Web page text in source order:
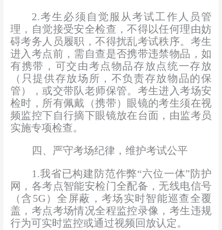
2.考生必须自觉服从考试工作 人员管
理，自觉接受安全检查，不得以任何理由妨
碍考务人员履职，不得扰乱考试秩序。 考生
进入考点前，需 自查是否携带违禁物品 ， 如
有携带，可交由考点物品存放点统一存放
（只提供存放场所，不负责存放物品的保
管），或交带队老师保管。 考生进入考场安
检时，所有佩戴 （携带） 眼镜的考生须在视
频监控下自行摘下眼镜放在台面 ，由监考员
实施专项检查。
四、 严守考场纪律，维护考试公平
1.我省已构建 防范作弊“六位一体”防护
网，各考点智能安检门全配备 ， 无线电信号
（含5G）全屏蔽 ， 考场实时智能巡查全覆
盖， 考点考场情况全程监控录像 ， 考生违规
行为可实时监控或通过视频回放认定。